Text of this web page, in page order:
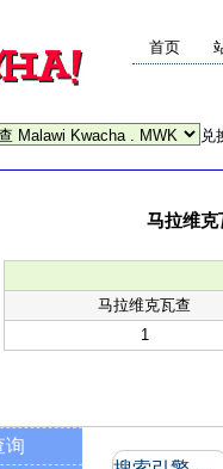
首页
兑
马拉维克
马拉维克瓦查
1
询